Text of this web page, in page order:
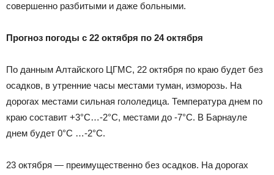
совершенно разбитыми и даже больными.
Прогноз погоды с 22 октября по 24 октября
По данным Алтайского ЦГМС, 22 октября по краю будет без
осадков, в утренние часы местами туман, изморозь. На
дорогах местами сильная гололедица. Температура днем по
краю составит +3°С…-2°С, местами до -7°С. В Барнауле
днем будет 0°С …-2°С.
23 октября — преимущественно без осадков. На дорогах